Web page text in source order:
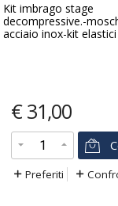
Kit imbrago stage
decompressive.-
acciaio inox-kit
€ 31,00
Preferiti